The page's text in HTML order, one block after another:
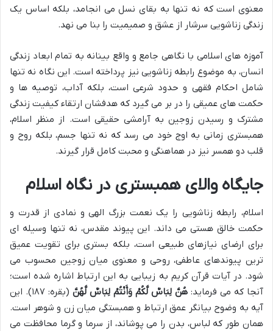
معنوی است که نه تنها به بقای نسل می انجامد، بلکه اساس یک
زندگی زناشویی سرشار از عشق و صمیمیت را بنا می نهد.
آموزه های اسلامی با نگاهی جامع و واقع بینانه به تمام ابعاد زندگی
انسان، به موضوع رابطه زناشویی نیز پرداخته است. این نگاه نه تنها
شامل احکام فقهی و حدود شرعی است، بلکه آداب، توصیه ها و
حکمت های عمیقی را در بر می گیرد که هدفشان ارتقاء کیفیت زندگی
مشترک و رسیدن زوجین به آرامشی حقیقی است. از منظر اسلام،
همبستری زمانی به اوج خود می رسد که نه تنها جسم، بلکه روح و
قلب دو همسر نیز در هماهنگی و محبت کامل قرار گیرند.
جایگاه والای همبستری در نگاه اسلام
اسلام، رابطه زناشویی را یک نعمت بزرگ الهی و نمادی از قدرت و
حکمت خالق هستی می داند. این پیوند مقدس، نه تنها وسیله ای
برای ارضای نیازهای طبیعی است، بلکه بستری برای تقویت عمیق
ترین پیوندهای عاطفی، روحی و معنوی میان زوجین محسوب می
شود. در آیات قرآن کریم به زیبایی به این ارتباط اشاره شده است؛
آنجا که می فرماید: هُنَّ لِبَاسٌ لَّكُمْ وَأَنْتُمْ لِبَاسٌ لَّهُنَّ
(بقره: ۱۸۷). این
آیه به وضوح بیانگر عمق ارتباط و همبستگی میان زن و شوهر است.
همان طور که لباس، بدن را می پوشاند، از سرما و گرما محافظت می